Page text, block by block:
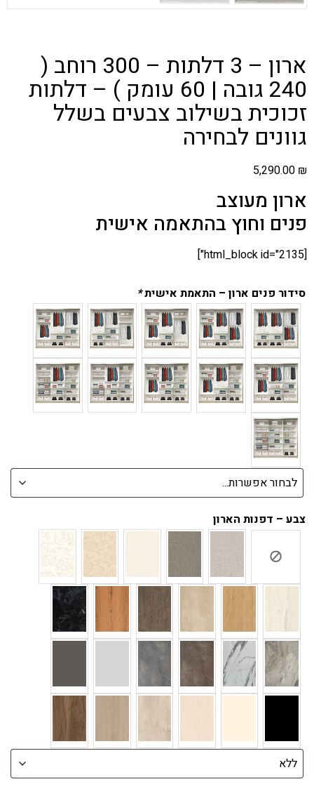
ארון – 3 דלתות – 300 רוחב (
240 גובה | 60 עומק ) – דלתות
זכוכית בשילוב צבעים בשלל
גוונים לבחירה
5,290.00 ₪
ארון מעוצב
פנים וחוץ בהתאמה אישית
[html_block id="2135"]
סידור פנים ארון – התאמת אישית*
צבע – דפנות הארון